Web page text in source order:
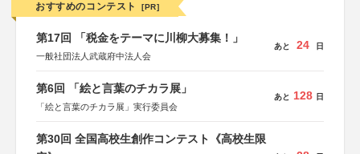
おすすめのコンテスト [PR]
第17回 「税金をテーマに川柳大募集！」
一般社団法人武蔵府中法人会
あと 24 日
第6回 「絵と言葉のチカラ展」
「絵と言葉のチカラ展」実行委員会
あと 128 日
第30回 全国高校生創作コンテスト《高校生限